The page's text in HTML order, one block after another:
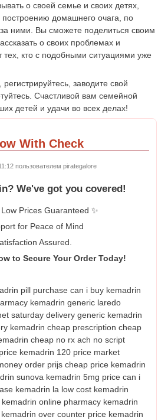
о своей семье и своих детях,
домашнего очага, по
ними. Вы сможете поделиться своим
о своих проблемах и
тех, кто с подобными ситуациями уже
заводите свой
Счастливой вам семейной
детей и удачи во всех делах!
With Check
пользователем pirategalore
? We've got you covered!
Prices Guaranteed ✨
for Peace of Mind
Assured.
Secure Your Order Today!
pill purchase can i buy kemadrin
kemadrin generic laredo
saturday delivery generic kemadrin
kemadrin cheap prescription cheap
cheap no rx ach no script
kemadrin 120 price market
order prijs cheap price kemadrin
sunova kemadrin 5mg price can i
kemadrin la low cost kemadrin
online pharmacy kemadrin
over counter price kemadrin